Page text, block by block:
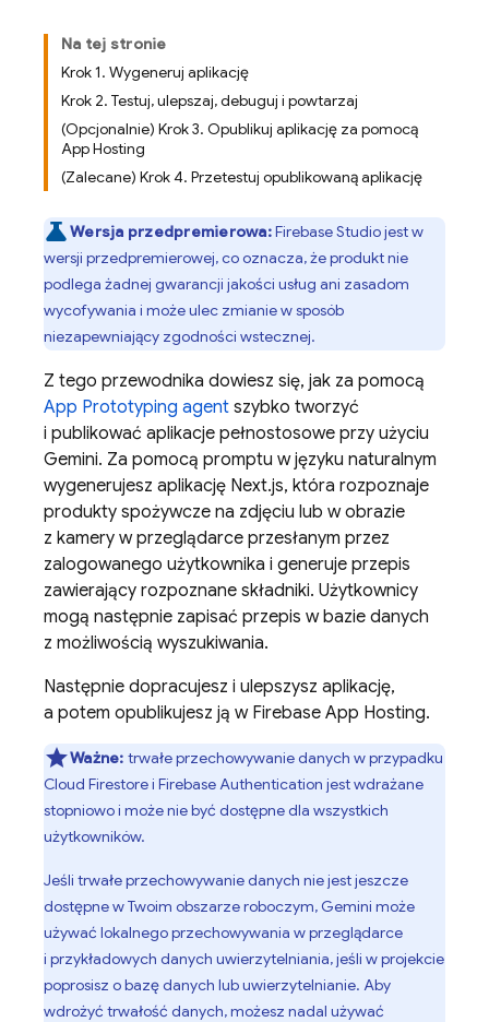
Na tej stronie
Krok 1. Wygeneruj aplikację
Krok 2. Testuj, ulepszaj, debuguj i powtarzaj
(Opcjonalnie) Krok 3. Opublikuj aplikację za pomocą
App Hosting
(Zalecane) Krok 4. Przetestuj opublikowaną aplikację
Wersja przedpremierowa:Firebase Studiojest w
wersji przedpremierowej, co oznacza, że produkt nie
podlega żadnej gwarancji jakości usług ani zasadom
wycofywania i może ulec zmianie w sposób
niezapewniający zgodności wstecznej.
Z tego przewodnika dowiesz się, jak za pomocą
App Prototyping agent szybko tworzyć
i publikować aplikacje pełnostosowe przy użyciu
Gemini. Za pomocą promptu w języku naturalnym
wygenerujesz aplikację Next.js, która rozpoznaje
produkty spożywcze na zdjęciu lub w obrazie
z kamery w przeglądarce przesłanym przez
zalogowanego użytkownika i generuje przepis
zawierający rozpoznane składniki. Użytkownicy
mogą następnie zapisać przepis w bazie danych
z możliwością wyszukiwania.
Następnie dopracujesz i ulepszysz aplikację,
a potem opublikujesz ją w Firebase App Hosting.
Ważne: trwałe przechowywanie danych w przypadku
Cloud Firestorei Firebase Authentication jest wdrażane
stopniowo i może nie być dostępne dla wszystkich
użytkowników.
Jeśli trwałe przechowywanie danych nie jest jeszcze
dostępne w Twoim obszarze roboczym, Gemini może
używać lokalnego przechowywania w przeglądarce
i przykładowych danych uwierzytelniania, jeśli w projekcie
poprosisz o bazę danych lub uwierzytelnianie. Aby
wdrożyć trwałość danych, możesz nadal używać